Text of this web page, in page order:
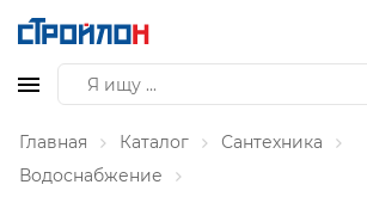
Главная Каталог
Сантехника
Водоснабжение